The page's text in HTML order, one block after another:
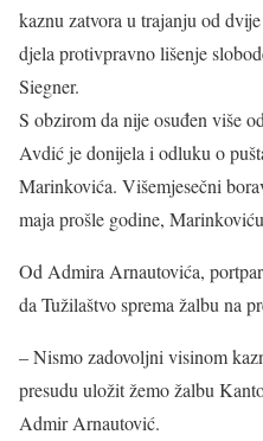
kaznu zatvora u trajanju od
djela protivpravno lišenje
Siegner.
S obzirom da nije osuđen više
Avdić je donijela i odluku o
Marinkovića. Višemjesečni
maja prošle godine,
Od Admira Arnautovića,
da Tužilaštvo sprema žalbu na
– Nismo zadovoljni visinom
presudu uložit žemo žalbu
Admir Arnautović.